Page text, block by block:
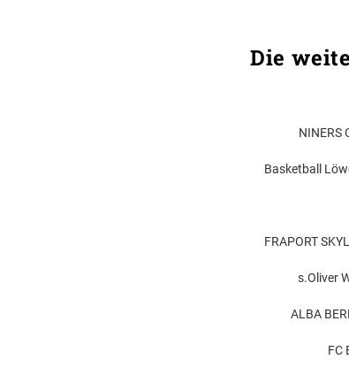
Die
NINERS
Basketball
FRAPORT
s.Oliver
ALBA
FC